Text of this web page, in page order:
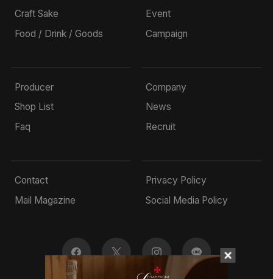
Craft Sake
Food / Drink / Goods
Event
Campaign
Producer
Shop List
Faq
Company
News
Recruit
Contact
Mail Magazine
Privacy Policy
Social Media Policy